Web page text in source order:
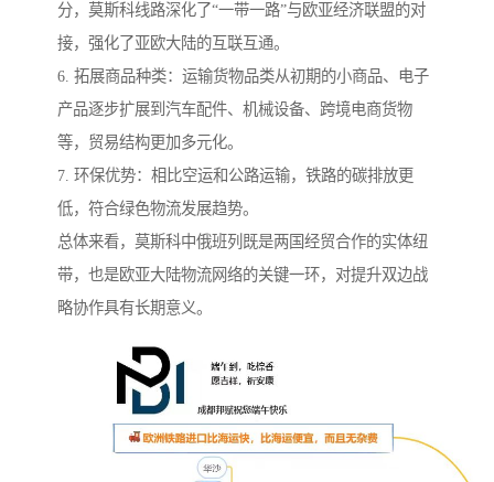
分，莫斯科线路深化了“一带一路”与欧亚经济联盟的对
接，强化了亚欧大陆的互联互通。
6. 拓展商品种类：运输货物品类从初期的小商品、电子
产品逐步扩展到汽车配件、机械设备、跨境电商货物
等，贸易结构更加多元化。
7. 环保优势：相比空运和公路运输，铁路的碳排放更
低，符合绿色物流发展趋势。
总体来看，莫斯科中俄班列既是两国经贸合作的实体纽
带，也是欧亚大陆物流网络的关键一环，对提升双边战
略协作具有长期意义。